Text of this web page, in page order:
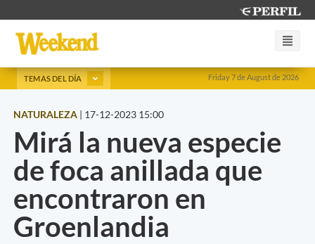
Friday 7 de August de 2026
TEMAS DEL DÍA
NATURALEZA | 17-12-2023 15:00
Mirá la nueva especie
de foca anillada que
encontraron en
Groenlandia